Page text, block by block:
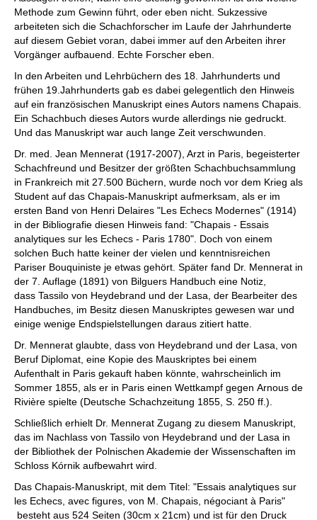
Methode zum Gewinn führt, oder eben nicht. Sukzessive
arbeiteten sich die Schachforscher im Laufe der Jahrhunderte
auf diesem Gebiet voran, dabei immer auf den Arbeiten ihrer
Vorgänger aufbauend. Echte Forscher eben.
In den Arbeiten und Lehrbüchern des 18. Jahrhunderts und
frühen 19.Jahrhunderts gab es dabei gelegentlich den Hinweis
auf ein französischen Manuskript eines Autors namens Chapais.
Ein Schachbuch dieses Autors wurde allerdings nie gedruckt.
Und das Manuskript war auch lange Zeit verschwunden.
Dr. med. Jean Mennerat (1917-2007), Arzt in Paris, begeisterter
Schachfreund und Besitzer der größten Schachbuchsammlung
in Frankreich mit 27.500 Büchern, wurde noch vor dem Krieg als
Student auf das Chapais-Manuskript aufmerksam, als er im
ersten Band von Henri Delaires "Les Echecs Modernes" (1914)
in der Bibliografie diesen Hinweis fand: "Chapais - Essais
analytiques sur les Echecs - Paris 1780". Doch von einem
solchen Buch hatte keiner der vielen und kenntnisreichen
Pariser Bouquiniste je etwas gehört. Später fand Dr. Mennerat in
der 7. Auflage (1891) von Bilguers Handbuch eine Notiz,
dass Tassilo von Heydebrand und der Lasa, der Bearbeiter des
Handbuches, im Besitz diesen Manuskriptes gewesen war und
einige wenige Endspielstellungen daraus zitiert hatte.
Dr. Mennerat glaubte, dass von Heydebrand und der Lasa, von
Beruf Diplomat, eine Kopie des Mauskriptes bei einem
Aufenthalt in Paris gekauft haben könnte, wahrscheinlich im
Sommer 1855, als er in Paris einen Wettkampf gegen Arnous de
Rivière spielte (Deutsche Schachzeitung 1855, S. 250 ff.).
Schließlich erhielt Dr. Mennerat Zugang zu diesem Manuskript,
das im Nachlass von Tassilo von Heydebrand und der Lasa in
der Bibliothek der Polnischen Akademie der Wissenschaften im
Schloss Kórnik aufbewahrt wird.
Das Chapais-Manuskript, mit dem Titel: "Essais analytiques sur
les Echecs, avec figures, von M. Chapais, négociant à Paris"
besteht aus 524 Seiten (30cm x 21cm) und ist für den Druck